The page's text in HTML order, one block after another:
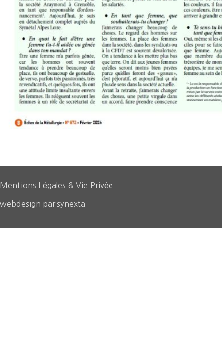
Mentions Légales & Vie Privée
webdesign par synexta